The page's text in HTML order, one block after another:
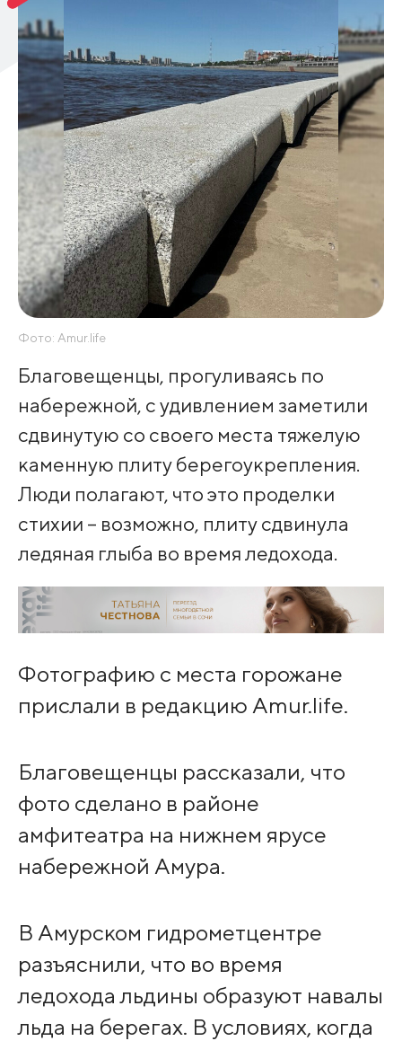
Фото: Amur.life
Благовещенцы, прогуливаясь по
набережной, с удивлением заметили
сдвинутую со своего места тяжелую
каменную плиту берегоукрепления.
Люди полагают, что это проделки
стихии – возможно, плиту сдвинула
ледяная глыба во время ледохода.
Фотографию с места горожане
прислали в редакцию Amur.life.
Благовещенцы рассказали, что
фото сделано в районе
амфитеатра на нижнем ярусе
набережной Амура.
В Амурском гидрометцентре
разъяснили, что во время
ледохода льдины образуют навалы
льда на берегах. В условиях, когда